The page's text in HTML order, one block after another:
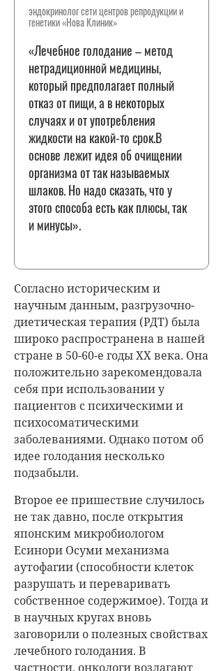
эндокринолог сети центров репродукции и
генетики «Нова Клиник»
«Лечебное голодание – метод
нетрадиционной медицины,
который предполагает полный
отказ от пищи, а в некоторых
случаях и от употребления
жидкости на какой-то срок.В
основе лежит идея об очищении
организма от так называемых
шлаков. Но надо сказать, что у
этого способа есть как плюсы, так
и минусы».
Согласно историческим и
научным данным, разгрузочно-
диетическая терапия (РДТ) была
широко распространена в нашей
стране в 50-60-е годы XX века. Она
положительно зарекомендовала
себя при использовании у
пациентов с психическими и
психосоматическими
заболеваниями. Однако потом об
идее голодания несколько
подзабыли.
Второе ее пришествие случилось
не так давно, после открытия
японским микробиологом
Есинори Осуми механизма
аутофагии (способности клеток
разрушать и переваривать
собственное содержимое). Тогда и
в научных кругах вновь
заговорили о полезных свойствах
лечебного голодания. В
частности, онкологи возлагают